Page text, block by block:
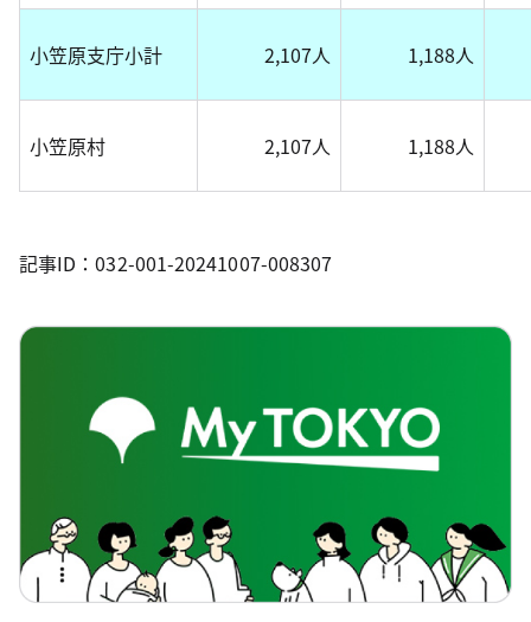
小笠原支庁小計 2,107人 1,188人
小笠原村 2,107人 1,188人
記事ID：032-001-20241007-008307